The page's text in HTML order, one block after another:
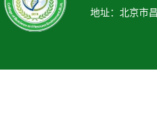
地址：北京市